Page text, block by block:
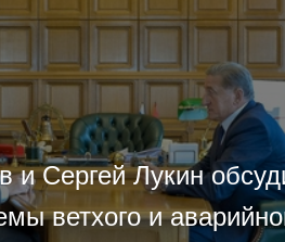
и Сергей Лукин
ветхого и